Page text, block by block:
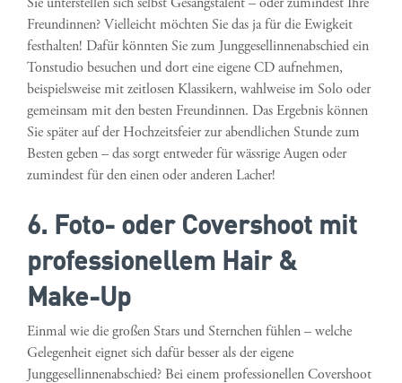
Freundinnen? Vielleicht möchten Sie das ja für die Ewigkeit
festhalten! Dafür könnten Sie zum Junggesellinnenabschied ein
Tonstudio besuchen und dort eine eigene CD aufnehmen,
beispielsweise mit zeitlosen Klassikern, wahlweise im Solo oder
gemeinsam mit den besten Freundinnen. Das Ergebnis können
Sie später auf der Hochzeitsfeier zur abendlichen Stunde zum
Besten geben – das sorgt entweder für wässrige Augen oder
zumindest für den einen oder anderen Lacher!
6. Foto- oder Covershoot mit
professionellem Hair &
Make-Up
Einmal wie die großen Stars und Sternchen fühlen – welche
Gelegenheit eignet sich dafür besser als der eigene
Junggesellinnenabschied? Bei einem professionellen Covershoot